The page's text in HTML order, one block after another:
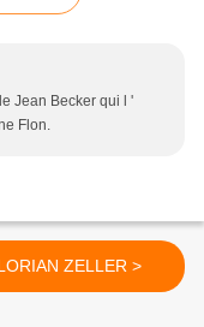
Jean Becker qui l '
Flon.
FLORIAN ZELLER >